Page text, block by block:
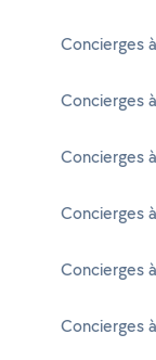
Concierges
Concierges
Concierges
Concierges
Concierges
Concierges